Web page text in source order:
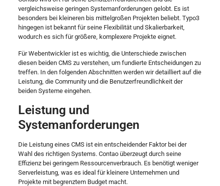
vergleichsweise geringen Systemanforderungen gelobt. Es ist
besonders bei kleineren bis mittelgroßen Projekten beliebt. Typo3
hingegen ist bekannt für seine Flexibilität und Skalierbarkeit,
wodurch es sich für größere, komplexere Projekte eignet.
Für Webentwickler ist es wichtig, die Unterschiede zwischen
diesen beiden CMS zu verstehen, um fundierte Entscheidungen zu
treffen. In den folgenden Abschnitten werden wir detailliert auf die
Leistung, die Community und die Benutzerfreundlichkeit der
beiden Systeme eingehen.
Leistung und
Systemanforderungen
Die Leistung eines CMS ist ein entscheidender Faktor bei der
Wahl des richtigen Systems. Contao überzeugt durch seine
Effizienz bei geringem Ressourcenverbrauch. Es benötigt weniger
Serverleistung, was es ideal für kleinere Unternehmen und
Projekte mit begrenztem Budget macht.